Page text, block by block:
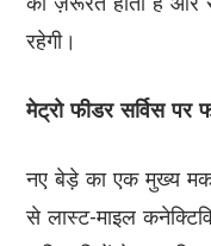
रहेगी।
मेट्रो फीडर सर्विस पर
नए बेड़े का एक मुख्य
से लास्ट-माइल